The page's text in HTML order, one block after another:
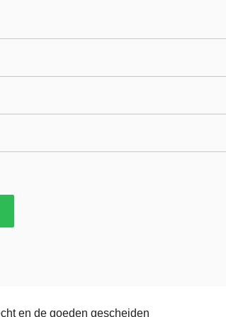
en de goeden gescheiden